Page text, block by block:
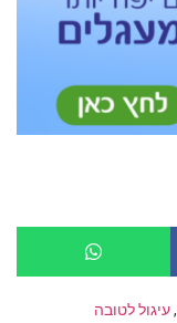
,עיגול לטובה